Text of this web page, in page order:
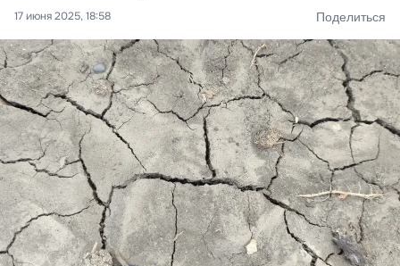
17 июня 2025, 18:58 Поделиться